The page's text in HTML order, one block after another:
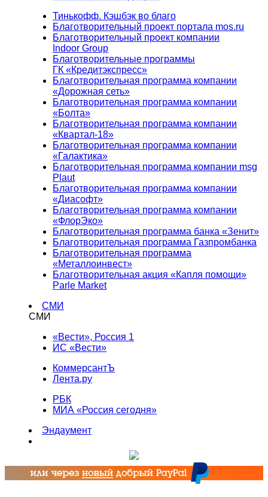
Тинькофф. Кэшбэк во благо
Благотворительный проект портала mos.ru
Благотворительный проект компании
Indoor Group
Благотворительные программы
ГК «Кредитэкспресс»
Благотворительная программа компании
«Дорожная сеть»
Благотворительная программа компании
«Болта»
Благотворительная программа компании
«Квартал-18»
Благотворительная программа компании
«Галактика»
Благотворительная программа компании msg
Plaut
Благотворительная программа компании
«Диасофт»
Благотворительная программа компании
«ФлорЭко»
Благотворительная программа банка «Зенит»
Благотворительная программа Газпромбанка
Благотворительная программа
«Металлоинвест»
Благотворительная акция «Капля помощи»
Parle Market
СМИ
СМИ
«Вести», Россия 1
ИС «Вести»
КоммерсантЪ
Лента.ру
РБК
МИА «Россия сегодня»
Эндаумент